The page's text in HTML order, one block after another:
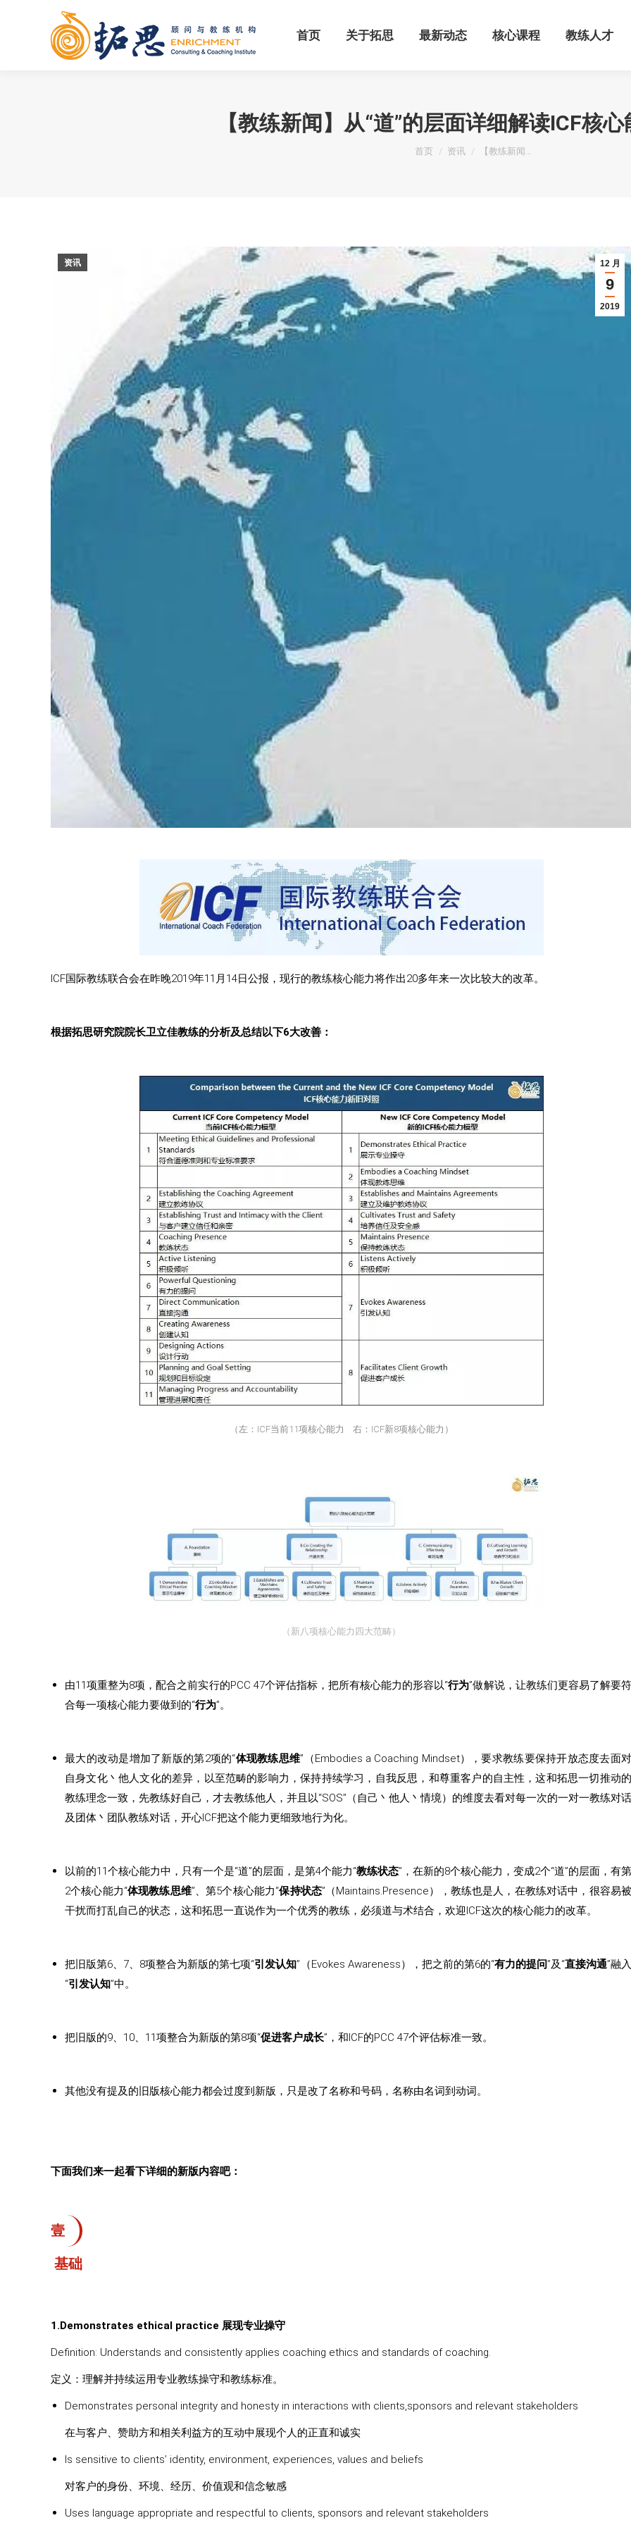
首页 关于拓思 最新动态 核心课程 教练人才
【教练新闻】从“道”的层面详细解读ICF核
您在这里：
首页 资讯 【教练新闻…
12 月
9
2019
资讯
ICF国际教练联合会在昨晚2019年11月14日公报，现行的教练核心能力将作出20多年来一次比较大的改革。
根据拓思研究院院长卫立佳教练的分析及总结以下6大改善：
（左：ICF当前11项核心能力 右：ICF新8项核心能力）
（新八项核心能力四大范畴）
由11项重整为8项，配合之前实行的PCC 47个评估指标，把所有核心能力的形容以“行为”做解说，让教练们更容易了解要
合每一项核心能力要做到的“行为”。
最大的改动是增加了新版的第2项的“体现教练思维”（Embodies a Coaching Mindset），要求教练要保持开放态度去面
自身文化丶他人文化的差异，以至范畴的影响力，保持持续学习，自我反思，和尊重客户的自主性，这和拓思一切推动的
教练理念一致，先教练好自己，才去教练他人，并且以“SOS”（自己丶他人丶情境）的维度去看对每一次的一对一教练对话
及团体丶团队教练对话，开心ICF把这个能力更细致地行为化。
以前的11个核心能力中，只有一个是“道”的层面，是第4个能力“教练状态”，在新的8个核心能力，变成2个“道”的层面，有第
2个核心能力“体现教练思维”、第5个核心能力“保持状态”（Maintains.Presence），教练也是人，在教练对话中，很容易
干扰而打乱自己的状态，这和拓思一直说作为一个优秀的教练，必须道与术结合，欢迎ICF这次的核心能力的改革。
把旧版第6、7、8项整合为新版的第七项“引发认知”（Evokes Awareness），把之前的第6的“有力的提问”及“直接沟通”融
“引发认知”中。
把旧版的9、10、11项整合为新版的第8项“促进客户成长”，和ICF的PCC 47个评估标准一致。
其他没有提及的旧版核心能力都会过度到新版，只是改了名称和号码，名称由名词到动词。
下面我们来一起看下详细的新版内容吧：
壹
基础
1.Demonstrates ethical practice 展现专业操守
Definition: Understands and consistently applies coaching ethics and standards of coaching.
定义：理解并持续运用专业教练操守和教练标准。
Demonstrates personal integrity and honesty in interactions with clients,sponsors and relevant stakeholders
在与客户、赞助方和相关利益方的互动中展现个人的正直和诚实
Is sensitive to clients’ identity, environment, experiences, values and beliefs
对客户的身份、环境、经历、价值观和信念敏感
Uses language appropriate and respectful to clients, sponsors and relevant stakeholders
首页 关于拓思 最新动态 核心课程 教练人才